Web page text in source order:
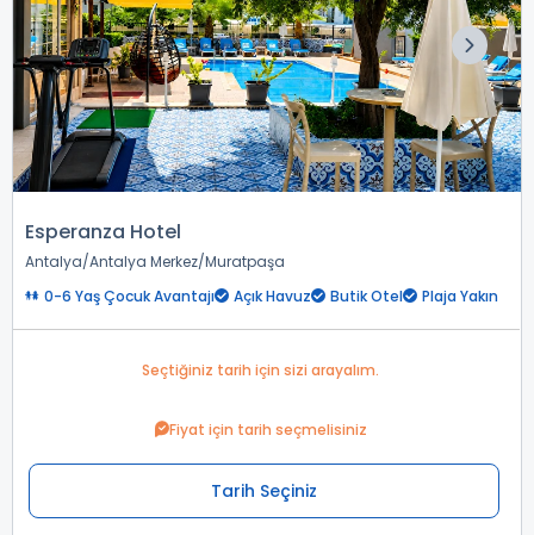
Esperanza Hotel
Antalya Antalya Merkez Muratpaşa
0-6 Yaş Çocuk Avantajı
Açık Havuz Butik Otel Plaja Yakın
Seçtiğiniz tarih için sizi arayalım.
Fiyat için tarih seçmelisiniz
Tarih Seçiniz